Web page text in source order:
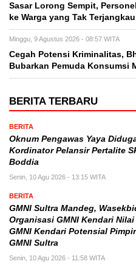
Sasar Lorong Sempit,
ke Warga yang Tak
Minggu, 9 Agustus 2026 - 08:57 WITA
Cegah Potensi Kriminalitas,
Bubarkan Pemuda Konsumsi
BERITA TERBARU
BERITA
Oknum Pengawas Yaya
Kordinator Pelansir Pertalite
Boddia
Senin, 10 Agu 2026 - 13:15 WITA
BERITA
GMNI Sultra Mandeg,
Organisasi GMNI Kendari Nilai
GMNI Kendari Potensial
GMNI Sultra
Senin, 10 Agu 2026 - 11:58 WITA